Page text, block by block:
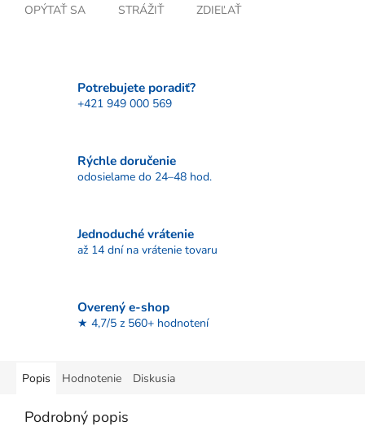
OPÝTAŤ SA STRÁŽIŤ ZDIEĽAŤ
Potrebujete poradiť?
+421 949 000 569
Rýchle doručenie
odosielame do 24–48 hod.
Jednoduché vrátenie
až 14 dní na vrátenie tovaru
Overený e-shop
★ 4,7/5 z 560+ hodnotení
Popis Hodnotenie Diskusia
Podrobný popis